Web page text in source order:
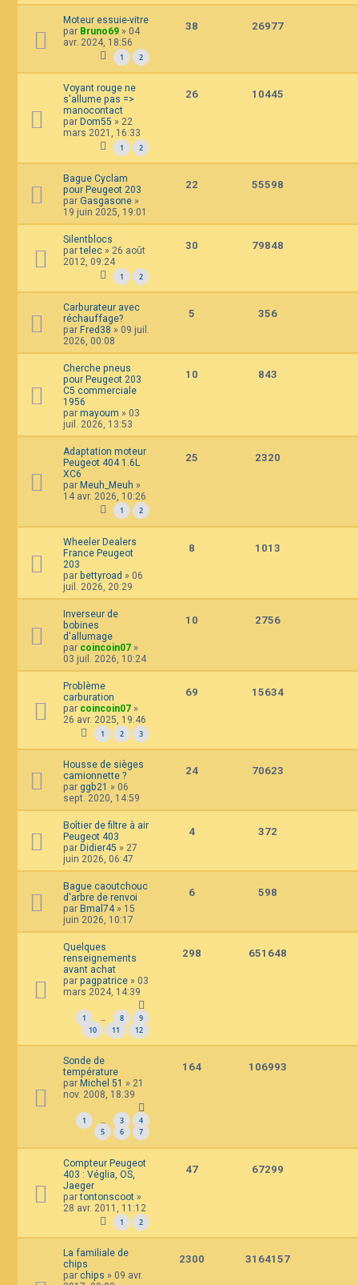
Moteur essuie-vitre
par Bruno69 » 04
avr. 2024, 18:56
1 2
38 26977
Voyant rouge ne
s'allume pas =>
manocontact
par Dom55 » 22
mars 2021, 16:33
1 2
26 10445
Bague Cyclam
pour Peugeot 203
par Gasgasone »
19 juin 2025, 19:01
22 55598
Silentblocs
partelec » 26 août
2012, 09:24
1 2
30 79848
Carburateur avec
réchauffage?
par Fred38 » 09 juil.
2026, 00:08
5 356
Cherche pneus
pour Peugeot 203
C5 commerciale
1956
par mayoum » 03
juil. 2026, 13:53
10 843
Adaptation moteur
Peugeot 404 1.6L
XC6
par Meuh_Meuh »
14 avr. 2026, 10:26
1 2
25 2320
Wheeler Dealers
France Peugeot
203
par bettyroad » 06
juil. 2026, 20:29
8 1013
Inverseur de
bobines
d'allumage
par coincoin07 »
03 juil. 2026, 10:24
10 2756
Problème
carburation
par coincoin07 »
26 avr. 2025, 19:46
1 2 3
69 15634
Housse de sièges
camionnette ?
par ggb21 » 06
sept. 2020, 14:59
24 70623
Boîtier de filtre à air
Peugeot 403
par Didier45 » 27
juin 2026, 06:47
4 372
Bague caoutchouc
d'arbre de renvoi
par Bmal74» 15
juin 2026, 10:17
6 598
Quelques
renseignements
avant achat
par pagpatrice » 03
mars 2024, 14:39
1 … 8
9
10
11 12
298 651648
Sonde de
température
par Michel 51 » 21
nov. 2008, 18:39
1 3
4
5
6 7
164 106993
Compteur Peugeot
403 : Véglia, OS,
Jaeger
partontonscoot »
28 avr. 2011, 11:12
1 2
47 67299
La familiale de
chips
par chips » 09 avr.
2300 3164157